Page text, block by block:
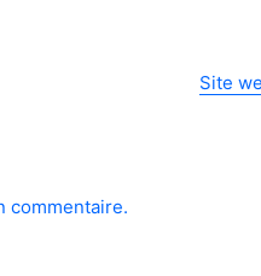
Site
commentaire.